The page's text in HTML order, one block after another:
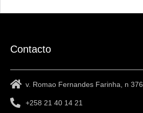
Contacto
v. Romao Fernandes Farinha, n 376
+258 21 40 14 21